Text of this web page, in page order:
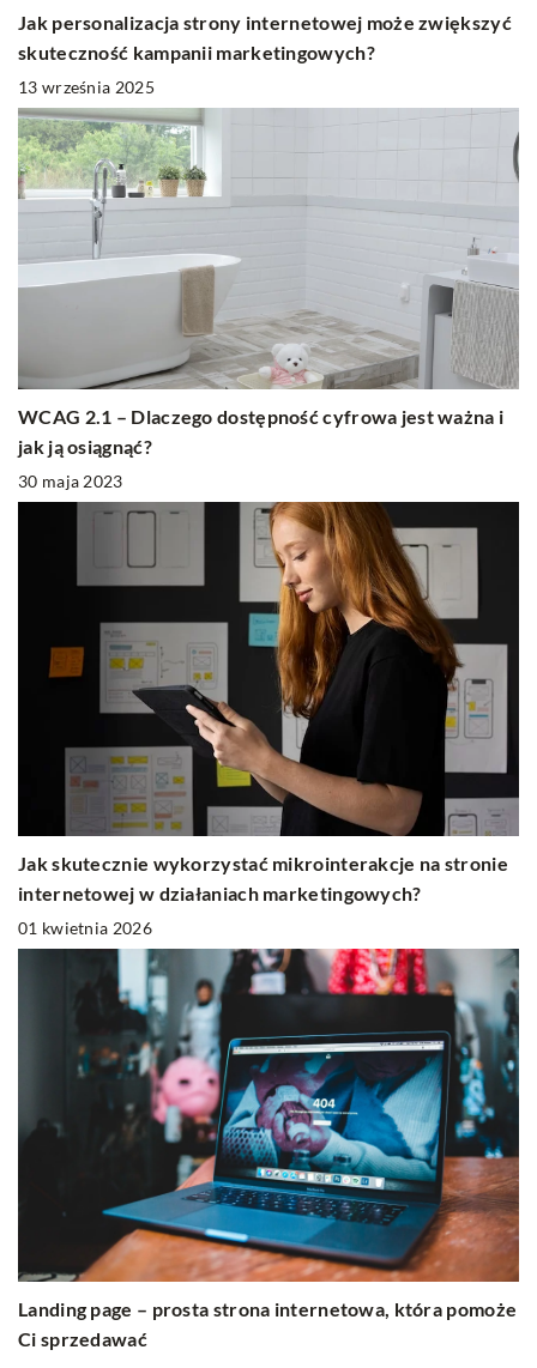
Jak personalizacja strony internetowej może zwiększyć
skuteczność kampanii marketingowych?
13 września 2025
WCAG 2.1 – Dlaczego dostępność cyfrowa jest ważna i
jak ją osiągnąć?
30 maja 2023
Jak skutecznie wykorzystać mikrointerakcje na stronie
internetowej w działaniach marketingowych?
01 kwietnia 2026
Landing page – prosta strona internetowa, która pomoże
Ci sprzedawać